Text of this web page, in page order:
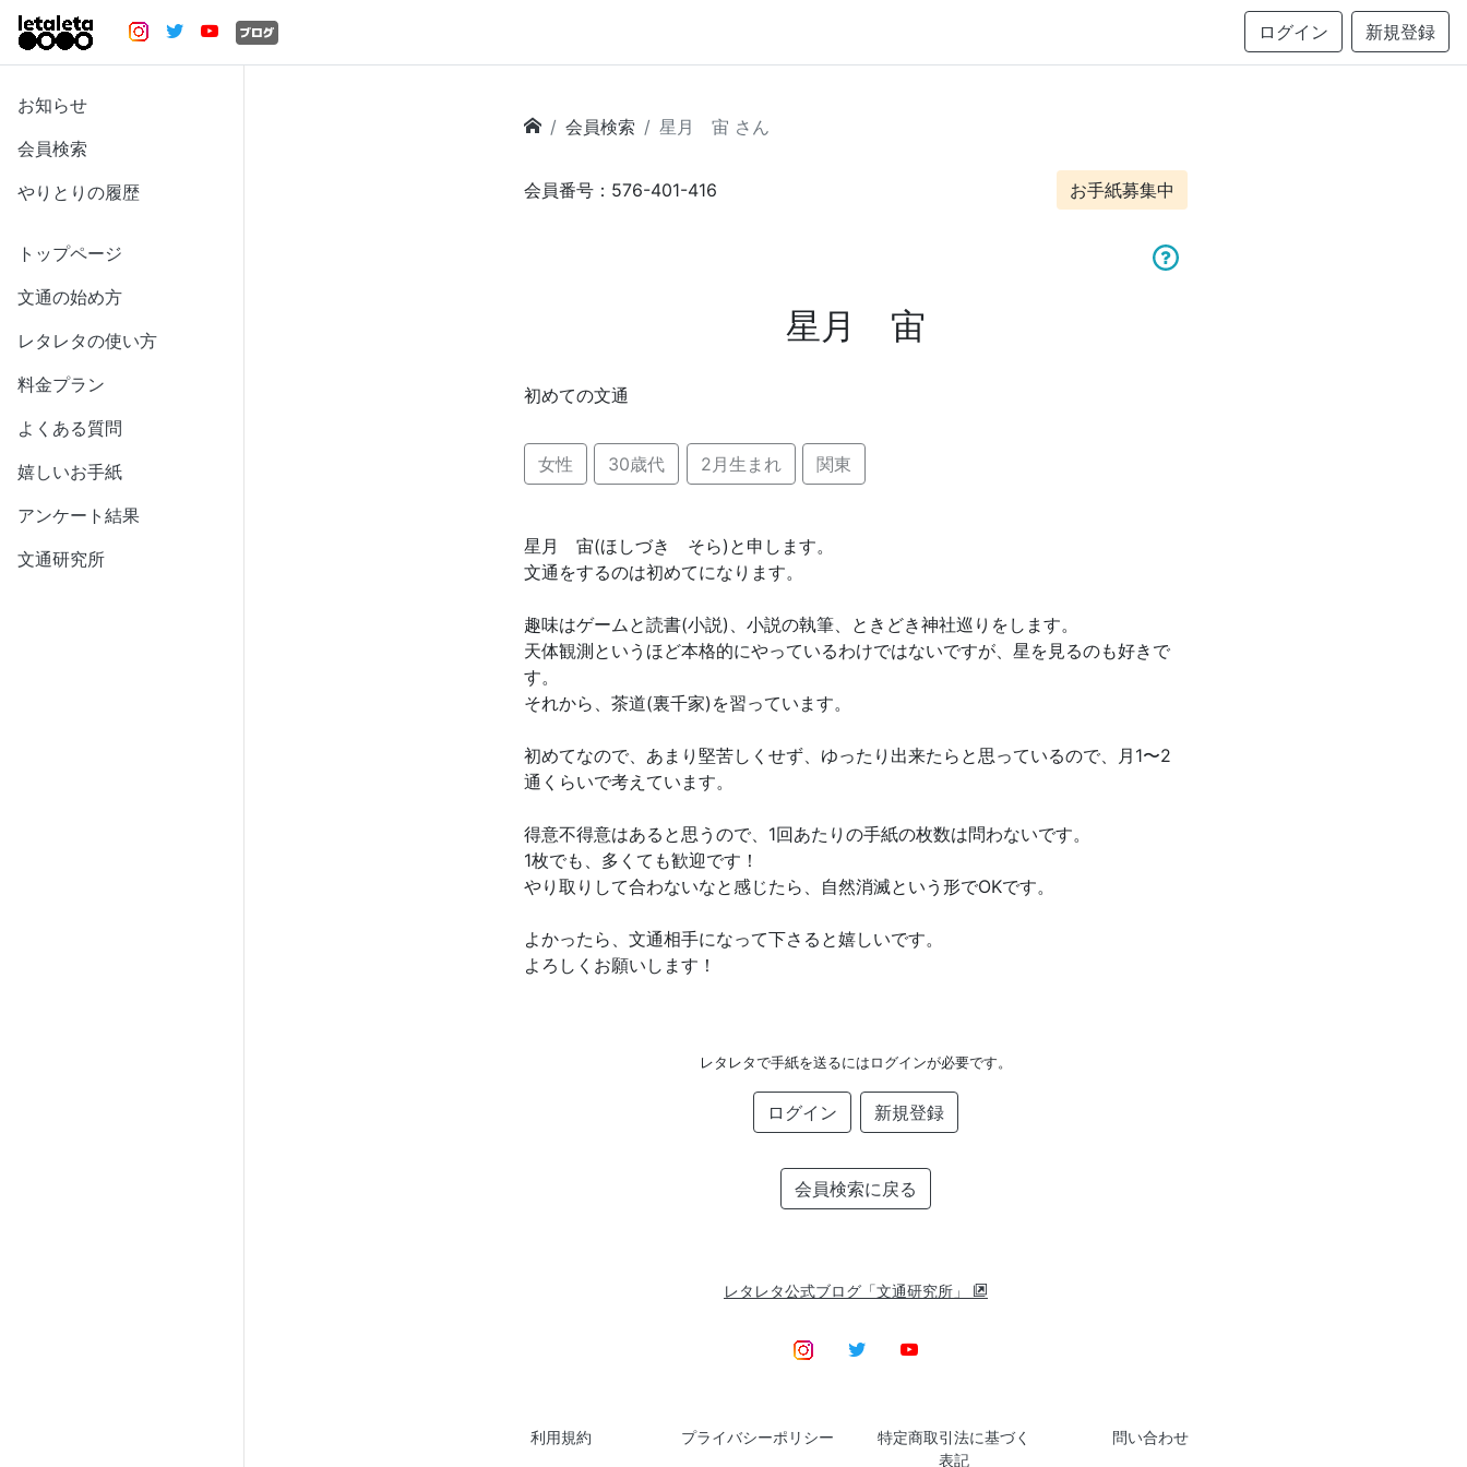
ログイン 新規登録
お知らせ
会員検索
やりとりの履歴
トップページ
文通の始め方
レタレタの使い方
料金プラン
よくある質問
嬉しいお手紙
アンケート結果
文通研究所
会員検索 星月 宙 さん
会員番号：576-401-416 お手紙募集中
星月 宙
初めての文通
女性 30歳代 2月生まれ 関東
星月 宙(ほしづき そら)と申します。
文通をするのは初めてになります。
趣味はゲームと読書(小説)、小説の執筆、ときどき神社巡りをします。
天体観測というほど本格的にやっているわけではないですが、星を見るのも好きで
す。
それから、茶道(裏千家)を習っています。
初めてなので、あまり堅苦しくせず、ゆったり出来たらと思っているので、月1〜2
通くらいで考えています。
得意不得意はあると思うので、1回あたりの手紙の枚数は問わないです。
1枚でも、多くても歓迎です！
やり取りして合わないなと感じたら、自然消滅という形でOKです。
よかったら、文通相手になって下さると嬉しいです。
よろしくお願いします！
レタレタで手紙を送るにはログインが必要です。
ログイン 新規登録
会員検索に戻る
レタレタ公式ブログ「文通研究所」
利用規約 プライバシーポリシー
特定商取引法に基づく
表記
問い合わせ